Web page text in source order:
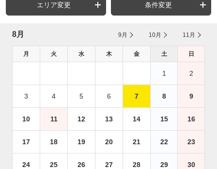
エリア変更 条件変更
8月 9月 10月 11月
月 火 水 木 金 土 日
1 2
3 4 5 6 7 8 9
10 11 12 13 14 15 16
17 18 19 20 21 22 23
24 25 26 27 28 29 30